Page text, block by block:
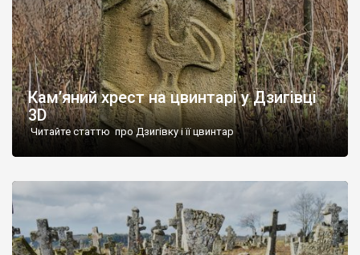
Кам’яний хрест на цвинтарі у Дзигівці
3D
Читайте статтю про Дзигівку і її цвинтар